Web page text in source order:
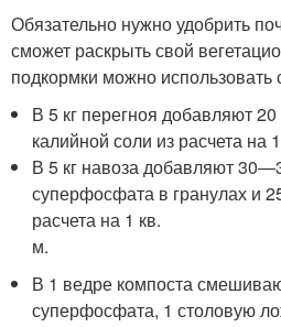
Обязательно нужно удобрить
сможет раскрыть свой
подкормки можно
В 5 кг перегноя добавляют
калийной соли из расчета на
В 5 кг навоза добавляют
суперфосфата в гранулах и
расчета на 1 кв.
м.
В 1 ведре компоста
суперфосфата, 1 столовую